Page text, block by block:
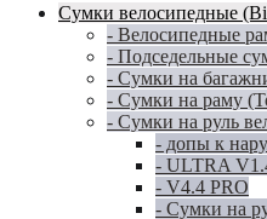
Сумки велосипедные
- Велосипедные
- Подседельные
- Сумки на
- Сумки на раму
- Сумки на руль
- допы к
- ULTRA
- V4.4 PRO
- Сумки на